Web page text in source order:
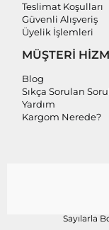
Teslimat Koşulları
Güvenli Alışveriş
Üyelik İşlemleri
MÜŞTERİ
Blog
Sıkça Sorulan
Yardım
Kargom Nerede?
Sayılarla